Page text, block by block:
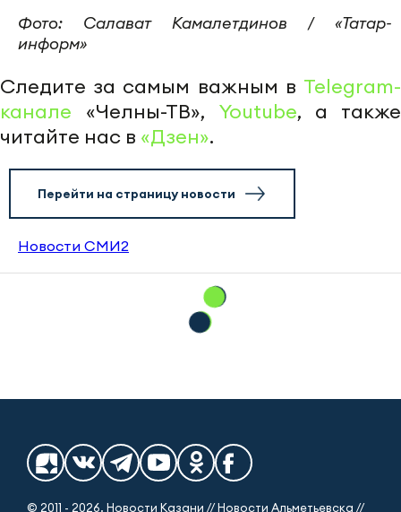
Фото: Салават Камалетдинов / «Татар-
информ»
Следите за самым важным в Telegram-
канале «Челны-ТВ», Youtube, а также
читайте нас в «Дзен».
Перейти на страницу новости
Новости СМИ2
© 2011 - 2026. Новости Казани // Новости Альметьевска //